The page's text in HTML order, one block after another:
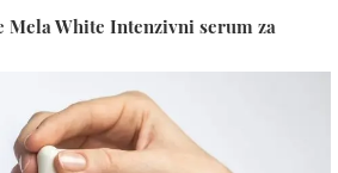
Mela White Intenzivni serum za